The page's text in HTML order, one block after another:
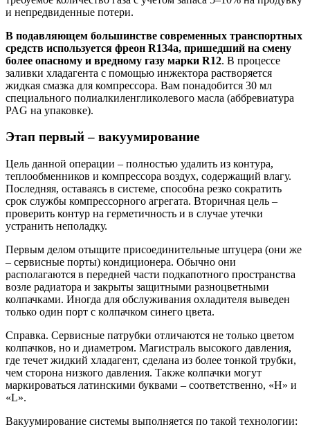
и непредвиденные потери.
В подавляющем большинстве современных транспортных
средств используется фреон R134a, пришедший на смену
более опасному и вредному газу марки R12. В процессе
заливки хладагента с помощью инжектора растворяется
жидкая смазка для компрессора. Вам понадобится 30 мл
специального полиалкиленгликолевого масла (аббревиатура
PAG на упаковке).
Этап первый – вакуумирование
Цель данной операции – полностью удалить из контура,
теплообменников и компрессора воздух, содержащий влагу.
Последняя, оставаясь в системе, способна резко сократить
срок службы компрессорного агрегата. Вторичная цель –
проверить контур на герметичность и в случае утечки
устранить неполадку.
Первым делом отыщите присоединительные штуцера (они же
– сервисные порты) кондиционера. Обычно они
располагаются в передней части подкапотного пространства
возле радиатора и закрыты защитными разноцветными
колпачками. Иногда для обслуживания охладителя выведен
только один порт с колпачком синего цвета.
Справка. Сервисные патрубки отличаются не только цветом
колпачков, но и диаметром. Магистраль высокого давления,
где течет жидкий хладагент, сделана из более тонкой трубки,
чем сторона низкого давления. Также колпачки могут
маркироваться латинскими буквами – соответственно, «H» и
«L».
Вакуумирование системы выполняется по такой технологии: